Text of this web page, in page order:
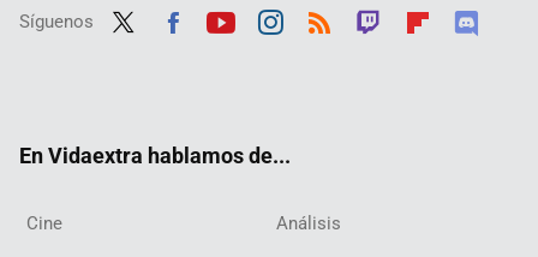
Síguenos
En Vidaextra hablamos de...
Cine Análisis